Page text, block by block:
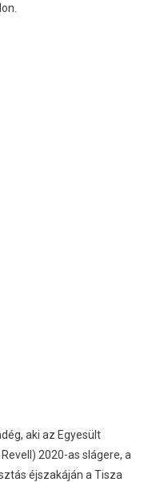
aki az Egyesült
2020-as slágere, a
éjszakáján a Tisza